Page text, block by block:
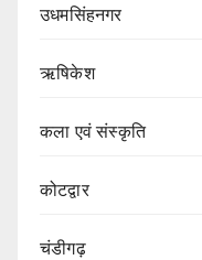
उधमसिंहनगर
ऋषिकेश
कला एवं संस्कृति
कोटद्वार
चंडीगढ़